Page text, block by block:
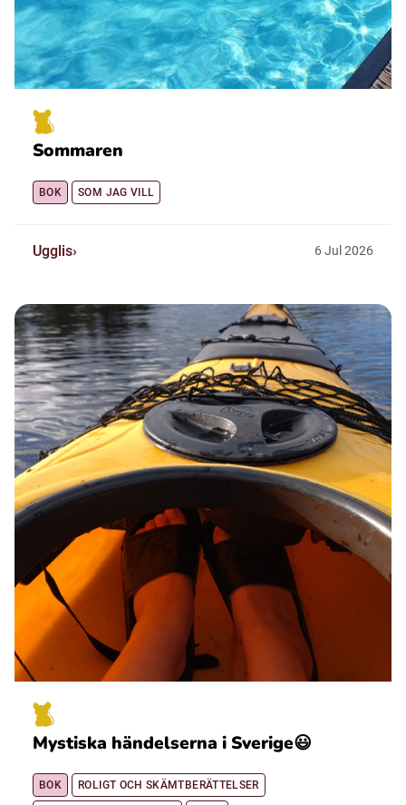
Sommaren
BOK SOM JAG VILL
Ugglis 6Jul2026
Mystiska händelserna i Sverige😃
BOK ROLIGT OCH SKÄMTBERÄTTELSER